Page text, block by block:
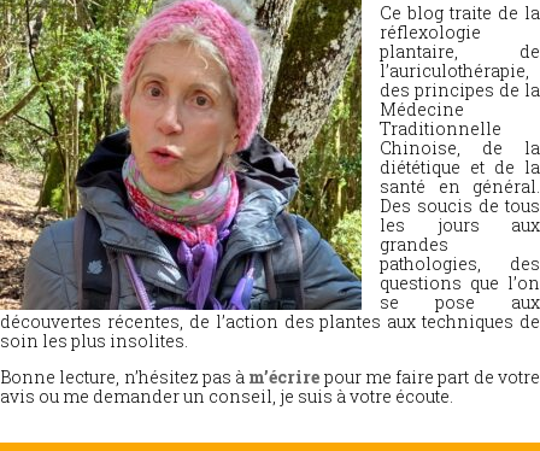
Ce blog traite de la
réflexologie
plantaire, de
l’auriculothérapie,
des principes de la
Médecine
Traditionnelle
Chinoise, de la
diététique et de la
santé en général.
Des soucis de tous
les jours aux
grandes
pathologies, des
questions que l’on
se pose aux
découvertes récentes, de l’action des plantes aux techniques de
soin les plus insolites.
Bonne lecture, n’hésitez pas à m’écrire pour me faire part de votre
avis ou me demander un conseil, je suis à votre écoute.